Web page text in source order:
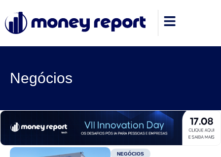
Negócios
NEGÓCIOS